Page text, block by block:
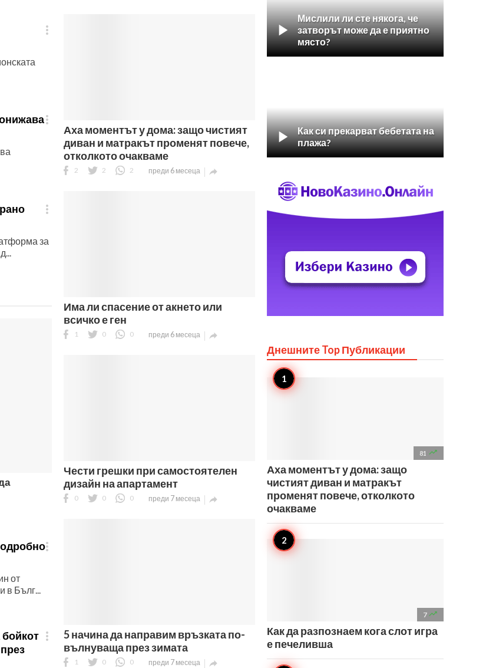



за

от
в Бълг...

Аха моментът у дома: защо чистият
диван и матракът променят повече,
отколкото очакваме
2 2 2 преди 6 месеца 
Има ли спасение от акнето или
всичко е ген
1 0 0 преди 6 месеца 
Чести грешки при самостоятелен
дизайн на апартамент
0 0 0 преди 7 месеца 
5 начина да направим връзката по-
вълнуваща през зимата
1 0 0 преди 7 месеца 

Мислили ли сте някога, че
затворът може да е приятно
място?
 Как си прекарват бебетата на
плажа?
Днешните TopПубликации
81 
Аха моментът у дома: защо
чистият диван и матракът
променят повече, отколкото
очакваме
7 
Как да разпознаем кога слот игра
е печеливша